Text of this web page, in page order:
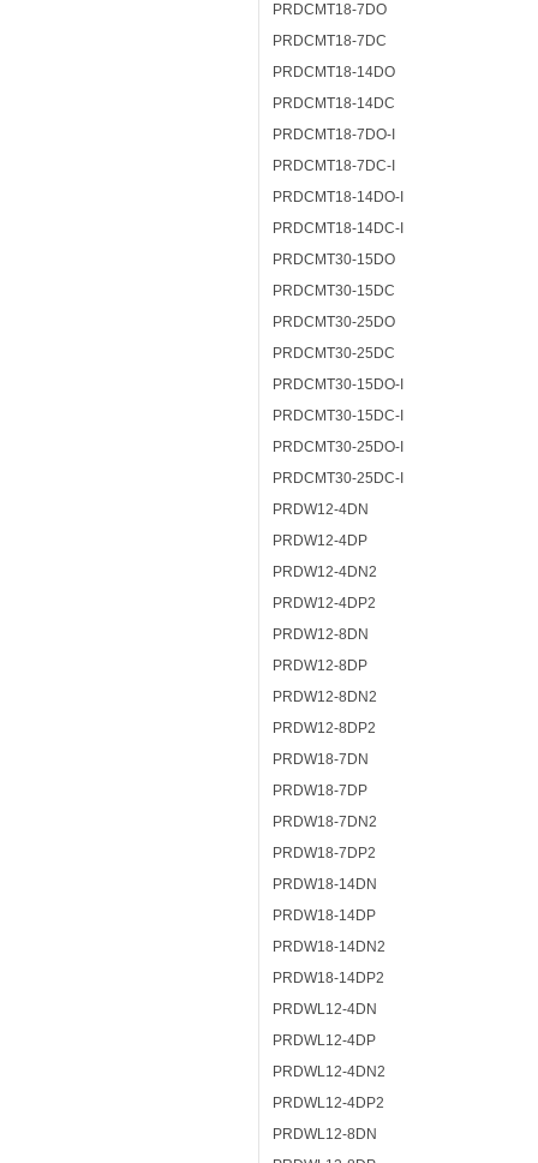
PRDCMT18-7DO
PRDCMT18-7DC
PRDCMT18-14DO
PRDCMT18-14DC
PRDCMT18-7DO-I
PRDCMT18-7DC-I
PRDCMT18-14DO-I
PRDCMT18-14DC-I
PRDCMT30-15DO
PRDCMT30-15DC
PRDCMT30-25DO
PRDCMT30-25DC
PRDCMT30-15DO-I
PRDCMT30-15DC-I
PRDCMT30-25DO-I
PRDCMT30-25DC-I
PRDW12-4DN
PRDW12-4DP
PRDW12-4DN2
PRDW12-4DP2
PRDW12-8DN
PRDW12-8DP
PRDW12-8DN2
PRDW12-8DP2
PRDW18-7DN
PRDW18-7DP
PRDW18-7DN2
PRDW18-7DP2
PRDW18-14DN
PRDW18-14DP
PRDW18-14DN2
PRDW18-14DP2
PRDWL12-4DN
PRDWL12-4DP
PRDWL12-4DN2
PRDWL12-4DP2
PRDWL12-8DN